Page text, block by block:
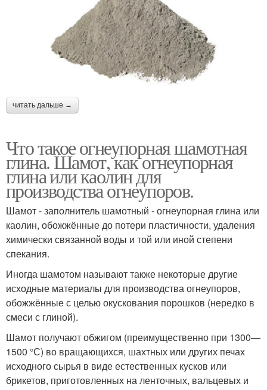
читать дальше →
Что такое огнеупорная шамотная
глина. Шамот, как огнеупорная
глина или каолин для
производства огнеупоров.
Шамот - заполнитель шамотный - огнеупорная глина или
каолин, обожжённые до потери пластичности, удаления
химически связанной воды и той или иной степени
спекания.
Иногда шамотом называют также некоторые другие
исходные материалы для производства огнеупоров,
обожжённые с целью окускования порошков (нередко в
смеси с глиной).
Шамот получают обжигом (преимущественно при 1300—
1500 °С) во вращающихся, шахтных или других печах
исходного сырья в виде естественных кусков или
брикетов, приготовленных на ленточных, вальцевых и